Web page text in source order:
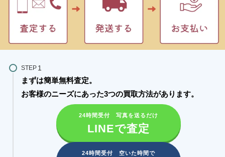
STEP
まずは簡単無料査定。
お客様のニーズにあった3つの買取方法があります。​
24時間受付 写真を送るだけ
LINEで査定
24時間受付 空いた時間で